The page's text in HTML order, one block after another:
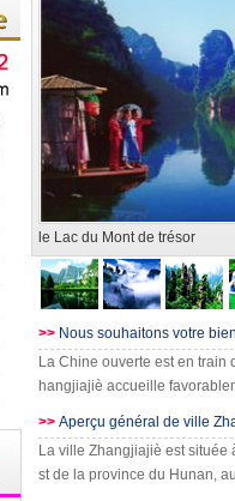
le Lac du Mont de trésor
>> Nous souhaitons votre
La Chine ouverte est en train
hangjiajiè accueille
>> Aperçu général de ville
La ville Zhangjiajiè est
st de la province du Hunan,